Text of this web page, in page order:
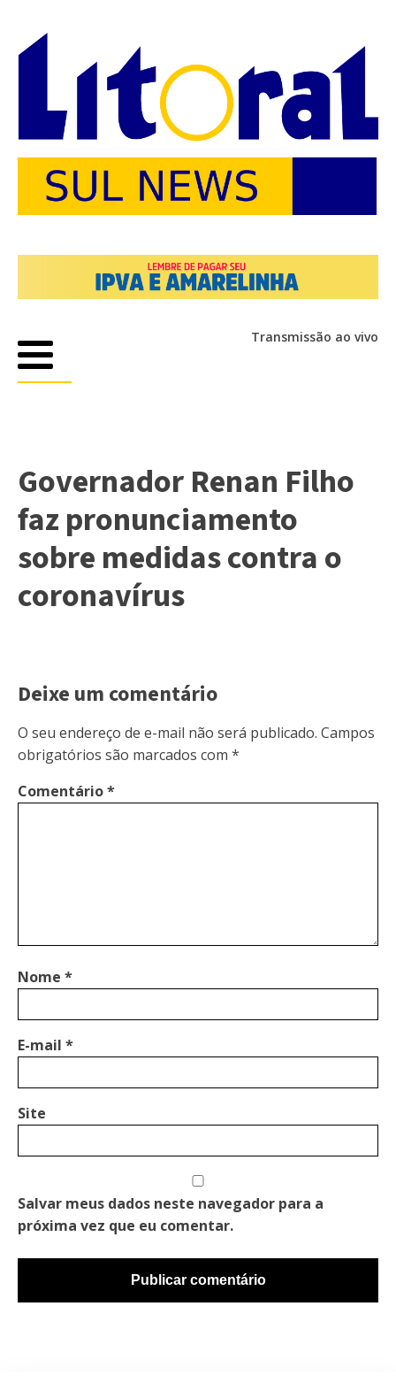
Transmissão ao vivo
Governador Renan Filho
faz pronunciamento
sobre medidas contra o
coronavírus
Deixe um comentário
O seu endereço de e-mail não será publicado. Campos
obrigatórios são marcados com *
Comentário*
Nome *
E-mail *
Site
Salvar meus dados neste navegador para a
próxima vez que eu comentar.